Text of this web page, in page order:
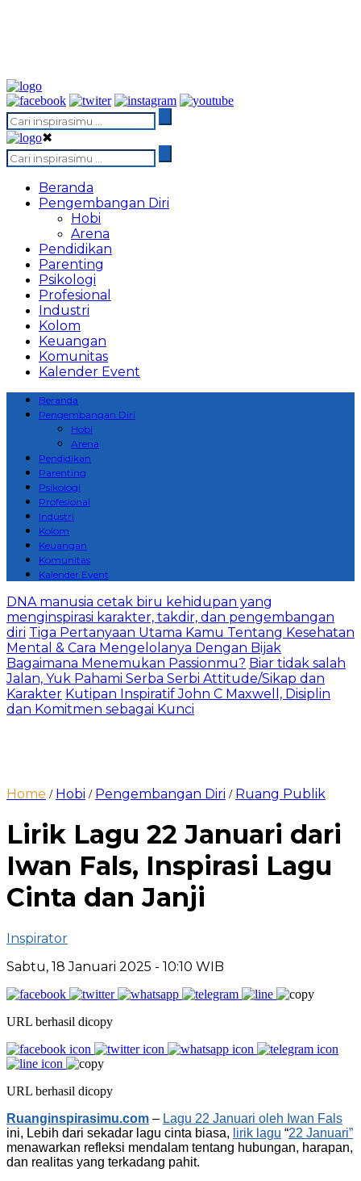
✖
Beranda
Pengembangan Diri
Hobi
Arena
Pendidikan
Parenting
Psikologi
Profesional
Industri
Kolom
Keuangan
Komunitas
Kalender Event
Beranda
Pengembangan Diri
Hobi
Arena
Pendidikan
Parenting
Psikologi
Profesional
Industri
Kolom
Keuangan
Komunitas
Kalender Event
DNA manusia cetak biru kehidupan yang
menginspirasi karakter, takdir, dan pengembangan
diri Tiga Pertanyaan Utama Kamu Tentang Kesehatan
Mental & Cara Mengelolanya Dengan Bijak
Bagaimana Menemukan Passionmu? Biar tidak salah
Jalan, Yuk Pahami Serba Serbi Attitude/Sikap dan
Karakter Kutipan Inspiratif John C Maxwell, Disiplin
dan Komitmen sebagai Kunci
Home / Hobi / Pengembangan Diri / Ruang Publik
Lirik Lagu 22 Januari dari
Iwan Fals, Inspirasi Lagu
Cinta dan Janji
Inspirator
Sabtu, 18 Januari 2025 - 10:10 WIB
URL berhasil dicopy
URL berhasil dicopy
Ruanginspirasimu.com – Lagu 22 Januari oleh Iwan Fals
ini, Lebih dari sekadar lagu cinta biasa, lirik lagu “22 Januari”
menawarkan refleksi mendalam tentang hubungan, harapan,
dan realitas yang terkadang pahit.